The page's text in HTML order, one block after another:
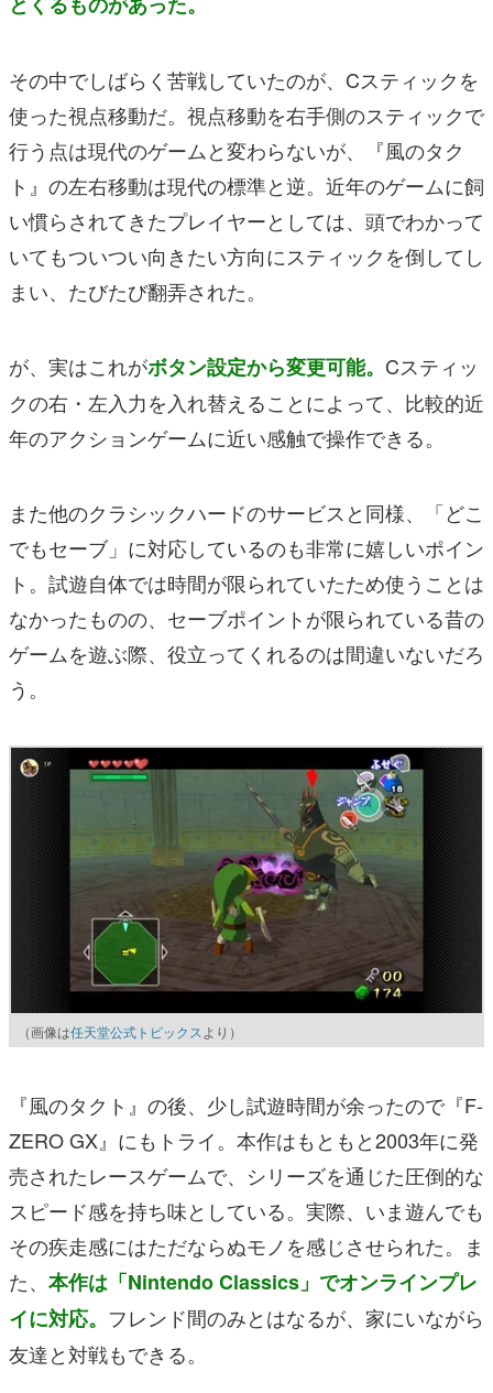
その中でしばらく苦戦していたのが、Cスティックを
使った視点移動だ。視点移動を右手側のスティックで
行う点は現代のゲームと変わらないが、『風のタク
ト』の左右移動は現代の標準と逆。近年のゲームに飼
い慣らされてきたプレイヤーとしては、頭でわかって
いてもついつい向きたい方向にスティックを倒してし
まい、たびたび翻弄された。
が、実はこれがボタン設定から変更可能。 Cスティッ
クの右・左入力を入れ替えることによって、比較的近
年のアクションゲームに近い感触で操作できる。
また他のクラシックハードのサービスと同様、「どこ
でもセーブ」に対応しているのも非常に嬉しいポイン
ト。試遊自体では時間が限られていたため使うことは
なかったものの、セーブポイントが限られている昔の
ゲームを遊ぶ際、役立ってくれるのは間違いないだろ
う。
（画像は任天堂公式トピックスより）
『風のタクト』の後、少し試遊時間が余ったので『F-
ZERO GX』にもトライ。本作はもともと2003年に発
売されたレースゲームで、シリーズを通じた圧倒的な
スピード感を持ち味としている。実際、いま遊んでも
その疾走感にはただならぬモノを感じさせられた。ま
た、 本作は「Nintendo Classics」でオンラインプレ
イに対応。 フレンド間のみとはなるが、家にいながら
友達と対戦もできる。